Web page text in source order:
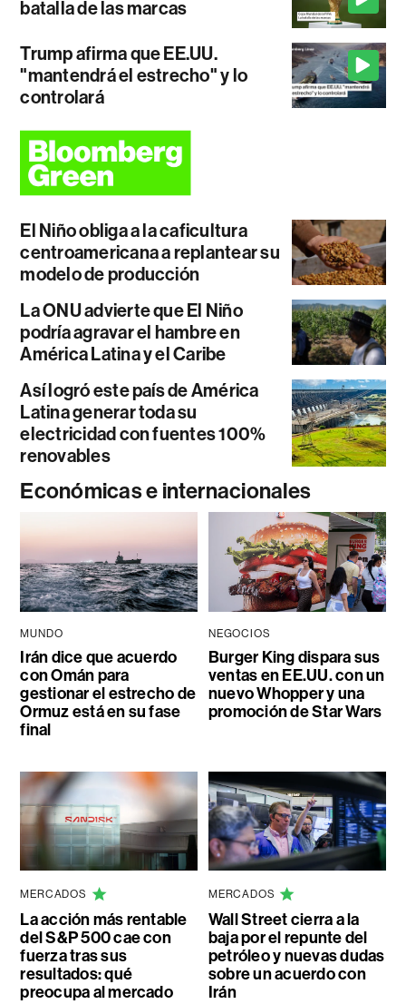
batalla de las marcas
Trump afirma que EE.UU.
"mantendrá el estrecho" y lo
controlará
El Niño obliga a la caficultura
centroamericana a replantear su
modelo de producción
La ONU advierte que El Niño
podría agravar el hambre en
América Latina y el Caribe
Así logró este país de América
Latina generar toda su
electricidad con fuentes 100%
renovables
Económicas e internacionales
MUNDO
Irán dice que acuerdo
con Omán para
gestionar el estrecho de
Ormuz está en su fase
final
NEGOCIOS
Burger King dispara sus
ventas en EE.UU. con un
nuevo Whopper y una
promoción de Star Wars
MERCADOS
La acción más rentable
del S&P 500 cae con
fuerza tras sus
resultados: qué
preocupa al mercado
MERCADOS
Wall Street cierra a la
baja por el repunte del
petróleo y nuevas dudas
sobre un acuerdo con
Irán